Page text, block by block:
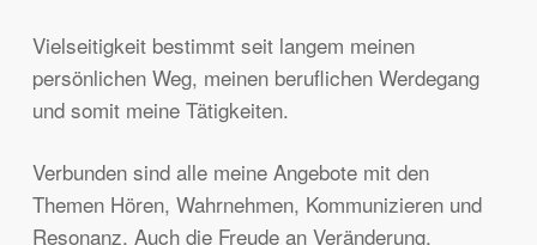
Vielseitigkeit bestimmt seit langem meinen
persönlichen Weg, meinen beruflichen Werdegang
und somit meine Tätigkeiten.
Verbunden sind alle meine Angebote mit den
Themen Hören, Wahrnehmen, Kommunizieren und
Resonanz. Auch die Freude an Veränderung,